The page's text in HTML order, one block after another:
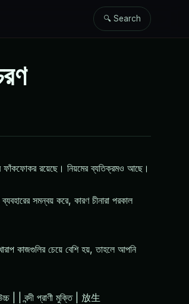
🔍 Search
ফাঁকফোকর রয়েছে। নিয়মের ব্যতিক্রমও আছে।
সমন্বয় করে, কারণ চীনারা পরকাল
কাজগুলির চেয়ে বেশি হয়, তাহলে আপনি
| | বন্দী প্রাণী মুক্তি | 放生